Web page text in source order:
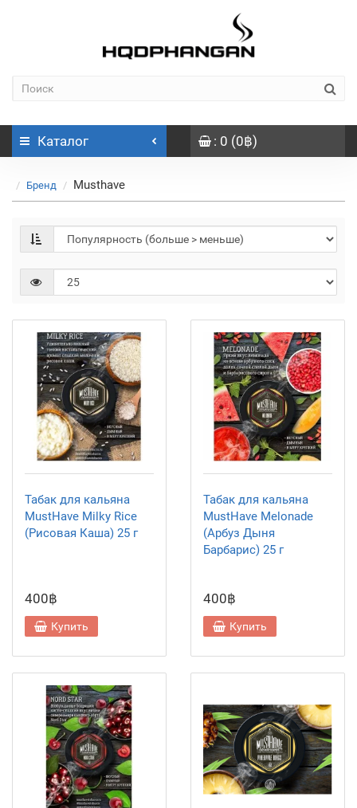
Каталог : 0 (0฿)
Бренд Musthave
Табак для кальяна
MustHave Milky Rice
(Рисовая Каша) 25 г
400฿
Купить
Табак для кальяна
MustHave Melonade
(Арбуз Дыня
Барбарис) 25 г
400฿
Купить